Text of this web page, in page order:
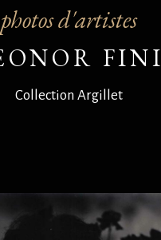
photos d'artistes
FINI
Collection Argillet